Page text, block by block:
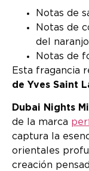
Notas de
Notas de
del
Notas de
Esta fragancia
de Yves Saint
Dubai Nights
de la marca
captura la
orientales
creación